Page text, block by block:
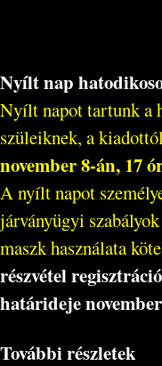
Nyílt nap
Nyílt napot tartunk a
szüleiknek, a
november 8-án, 17
A nyílt napot
járványügyi
maszk használata
részvétel
határideje
További részletek